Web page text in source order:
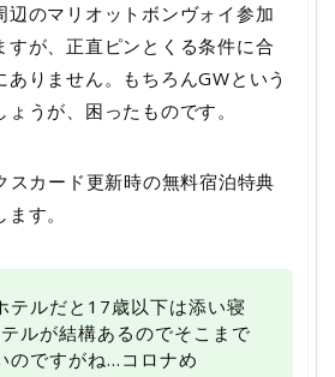
辺のマリオットボンヴォイ参加
すが、正直ピンとくる条件に合
ありません。もちろんGWという
うが、困ったものです。
スカード更新時の無料宿泊特典
す。
テルだと17歳以下は添い寝
ルが結構あるのでそこまで
のですがね…コロナめ